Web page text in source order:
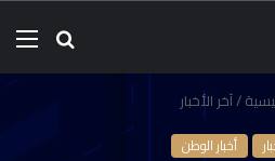
/آخر الأخبار
أخبار الوطن